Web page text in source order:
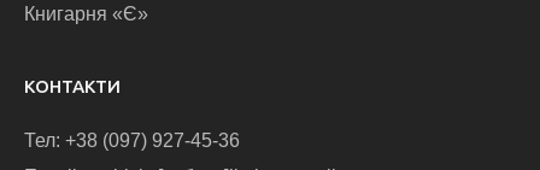
Книгарня «Є»
КОНТАКТИ
Тел: +38 (097) 927-45-36